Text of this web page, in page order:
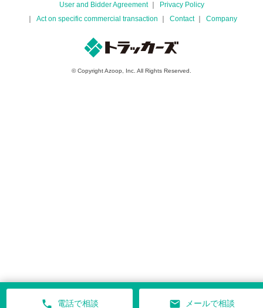
phone 電話で相談 mail メールで相談
User and Bidder Agreement
Privacy Policy
Act on specific commercial transaction
Contact Company
© Copyright Azoop, Inc. All Rights Reserved.